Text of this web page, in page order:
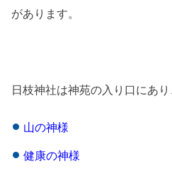
があります。
日枝神社は神苑の入り口にあ
山の神様
健康の神様